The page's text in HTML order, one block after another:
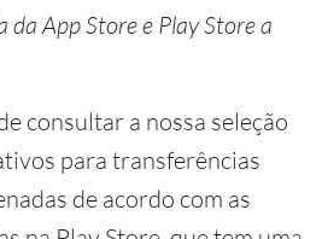
App Store e Play Store a
consultar a nossa seleção
para transferências
de acordo com as